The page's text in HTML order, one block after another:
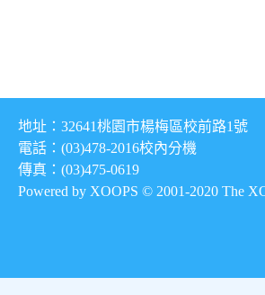
地址：32641桃園市楊梅區校前路1號
電話：(03)478-2016校內分機
傳真：(03)475-0619
Powered by XOOPS © 2001-2020 The